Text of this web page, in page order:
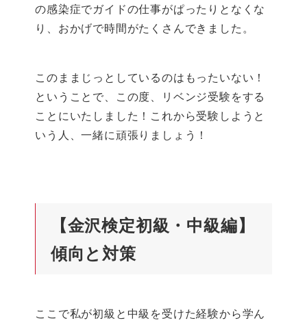
の感染症でガイドの仕事がぱったりとなくな
り、おかげで時間がたくさんできました。
このままじっとしているのはもったいない！
ということで、この度、リベンジ受験をする
ことにいたしました！これから受験しようと
いう人、一緒に頑張りましょう！
【金沢検定初級・中級編】
傾向と対策
ここで私が初級と中級を受けた経験から学ん